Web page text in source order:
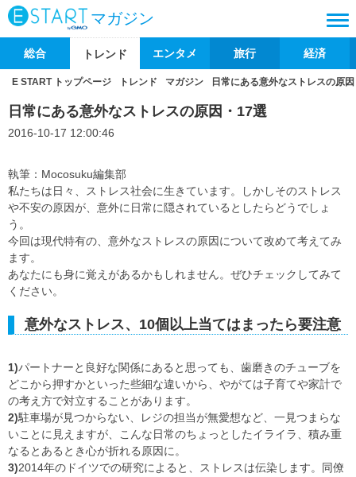
マガジン
総合 トレンド エンタメ 旅行 経済
E START トップページ トレンド マガジン 日常にある意外なストレスの原
日常にある意外なストレスの原因・17選
2016-10-17 12:00:46
執筆：Mocosuku編集部
私たちは日々、ストレス社会に生きています。しかしそのストレス
や不安の原因が、意外に日常に隠されているとしたらどうでしょ
う。
今回は現代特有の、意外なストレスの原因について改めて考えてみ
ます。
あなたにも身に覚えがあるかもしれません。ぜひチェックしてみて
ください。
意外なストレス、10個以上当てはまったら要注意
1)パートナーと良好な関係にあると思っても、歯磨きのチューブを
どこから押すかといった些細な違いから、やがては子育てや家計で
の考え方で対立することがあります。
2)駐車場が見つからない、レジの担当が無愛想など、一見つまらな
いことに見えますが、こんな日常のちょっとしたイライラ、積み重
なるとあるとき心が折れる原因に。
3)2014年のドイツでの研究によると、ストレスは伝染します。同僚